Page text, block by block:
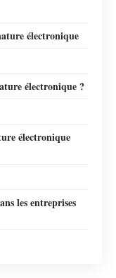
électronique
électronique ?
électronique
les entreprises